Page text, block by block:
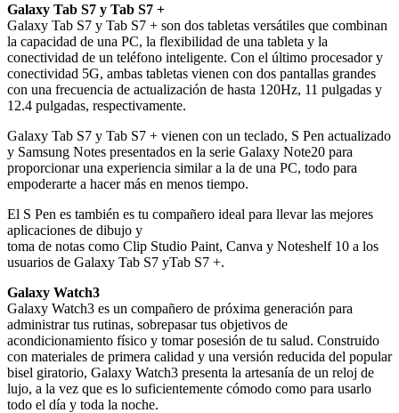
Galaxy Tab S7 y Tab S7 +
Galaxy Tab S7 y Tab S7 + son dos tabletas versátiles que combinan
la capacidad de una PC, la flexibilidad de una tableta y la
conectividad de un teléfono inteligente. Con el último procesador y
conectividad 5G, ambas tabletas vienen con dos pantallas grandes
con una frecuencia de actualización de hasta 120Hz, 11 pulgadas y
12.4 pulgadas, respectivamente.
Galaxy Tab S7 y Tab S7 + vienen con un teclado, S Pen actualizado
y Samsung Notes presentados en la serie Galaxy Note20 para
proporcionar una experiencia similar a la de una PC, todo para
empoderarte a hacer más en menos tiempo.
El S Pen es también es tu compañero ideal para llevar las mejores
aplicaciones de dibujo y
toma de notas como Clip Studio Paint, Canva y Noteshelf 10 a los
usuarios de Galaxy Tab S7 yTab S7 +.
Galaxy Watch3
Galaxy Watch3 es un compañero de próxima generación para
administrar tus rutinas, sobrepasar tus objetivos de
acondicionamiento físico y tomar posesión de tu salud. Construido
con materiales de primera calidad y una versión reducida del popular
bisel giratorio, Galaxy Watch3 presenta la artesanía de un reloj de
lujo, a la vez que es lo suficientemente cómodo como para usarlo
todo el día y toda la noche.